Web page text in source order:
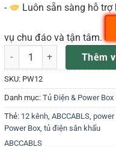
-
Luôn sẵn sàng hỗ
vụ chu đáo và tận tâm.
PW12 Tủ điện 12 kênh 16A
Thêm
SKU: PW12
Danh mục: Tủ Điện & Power Box
Thẻ: 12 kênh, ABCCABLS, power
Power Box, tủ điện sân khấu
ABCCABLS